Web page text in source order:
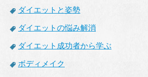
ダイエットと姿勢
ダイエットの悩み解消
ダイエット成功者から学ぶ
ボディメイク